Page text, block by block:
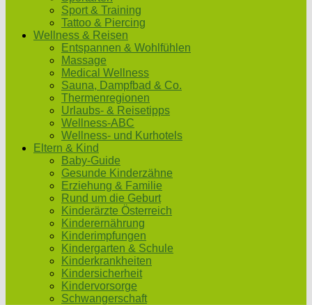
Sport & Training
Tattoo & Piercing
Wellness & Reisen
Entspannen & Wohlfühlen
Massage
Medical Wellness
Sauna, Dampfbad & Co.
Thermenregionen
Urlaubs- & Reisetipps
Wellness-ABC
Wellness- und Kurhotels
Eltern & Kind
Baby-Guide
Gesunde Kinderzähne
Erziehung & Familie
Rund um die Geburt
Kinderärzte Österreich
Kinderernährung
Kinderimpfungen
Kindergarten & Schule
Kinderkrankheiten
Kindersicherheit
Kindervorsorge
Schwangerschaft